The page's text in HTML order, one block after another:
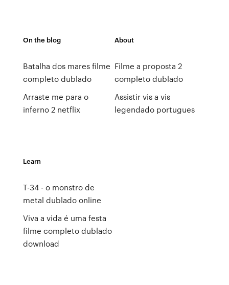
On the blog
Batalha dos mares filme
completo dublado
Arraste me para o
inferno 2 netflix
About
Filme a proposta 2
completo dublado
Assistir vis a vis
legendado portugues
Learn
T-34 - o monstro de
metal dublado online
Viva a vida é uma festa
filme completo dublado
download